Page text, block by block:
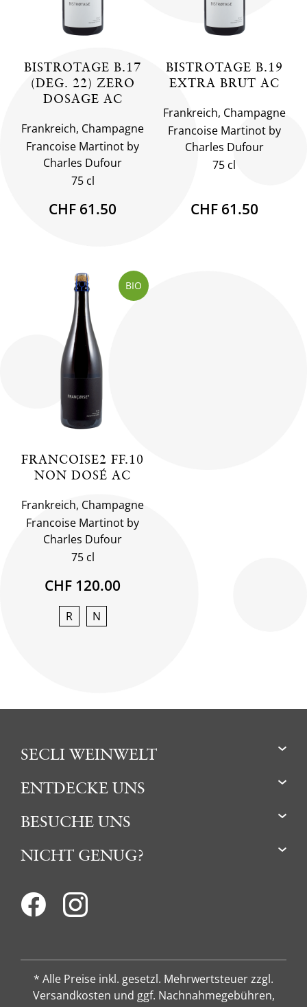
BISTROTAGE B.17
(DEG. 22) ZERO
DOSAGE AC
Frankreich, Champagne
Francoise Martinot by
Charles Dufour
75 cl
CHF 61.50
BISTROTAGE B.19
EXTRA BRUT AC
Frankreich, Champagne
Francoise Martinot by
Charles Dufour
75 cl
CHF 61.50
BIO
FRANCOISE2 FF.10
NON DOSÉ AC
Frankreich, Champagne
Francoise Martinot by
Charles Dufour
75 cl
CHF 120.00
R N
SECLI WEINWELT
ENTDECKE UNS
BESUCHE UNS
NICHT GENUG?
* Alle Preise inkl. gesetzl. Mehrwertsteuer zzgl.
Versandkosten und ggf. Nachnahmegebühren,